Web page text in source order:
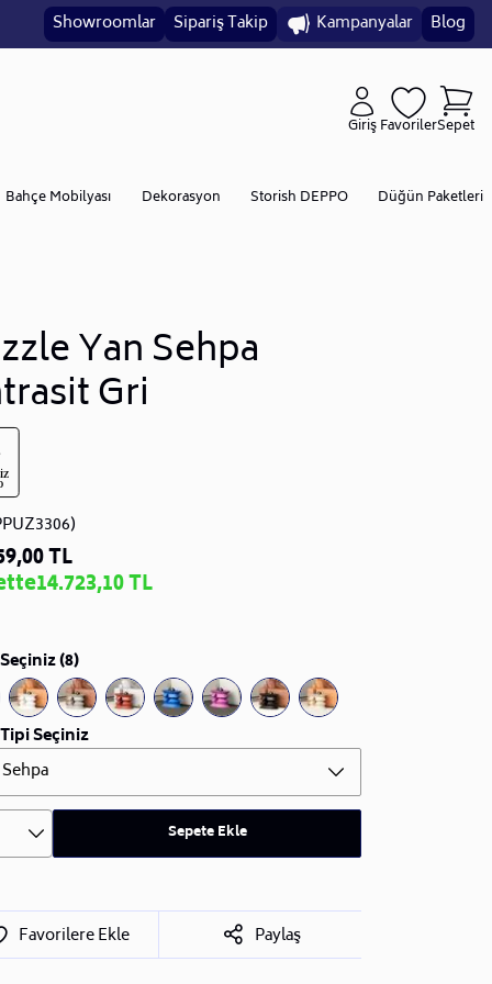
Showroomlar Sipariş Takip Kampanyalar Blog
GirişFavorilerSepet
Bahçe Mobilyası Dekorasyon Storish DEPPO Düğün Paketleri
Yan Sehpa
Gri
TL
14.723,10 TL
(8)
Seçiniz
Sepete Ekle
Favorilere Ekle Paylaş